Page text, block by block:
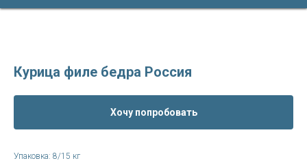
Курица филе бедра Россия
Хочу попробовать
Упаковка: 8/15 кг